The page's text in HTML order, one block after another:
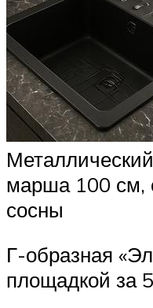
марша 100 см,
сосны
Г-образная
площадкой за